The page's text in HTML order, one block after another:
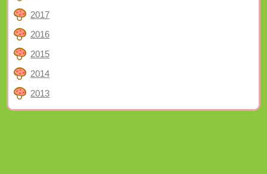
2017
2016
2015
2014
2013